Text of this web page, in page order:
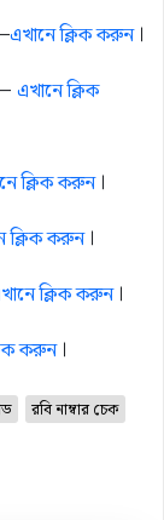
এখানে ক্লিক করুন।
এখানে ক্লিক
ক্লিক করুন।
ক্লিক করুন।
ক্লিক করুন।
করুন।
রবি নাম্বার চেক